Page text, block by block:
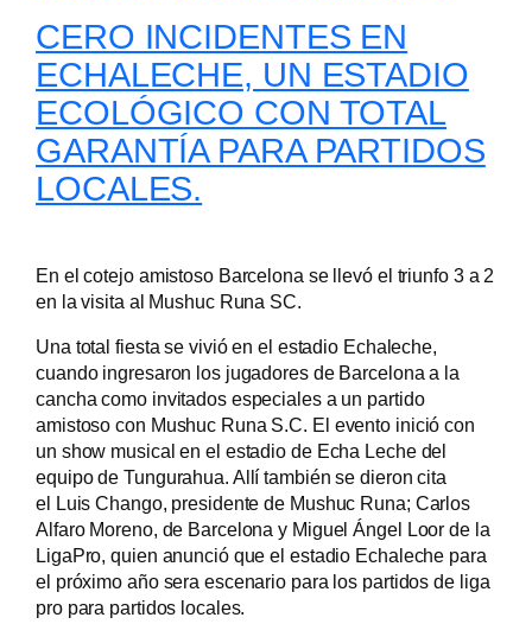
CERO INCIDENTES EN
ECHALECHE, UN ESTADIO
ECOLÓGICO CON TOTAL
GARANTÍA PARA PARTIDOS
LOCALES.
En el cotejo amistoso Barcelona se llevó el triunfo 3 a 2
en la visita al Mushuc Runa SC.
Una total fiesta se vivió en el estadio Echaleche,
cuando ingresaron los jugadores de Barcelona a la
cancha como invitados especiales a un partido
amistoso con Mushuc Runa S.C. El evento inició con
un show musical en el estadio de Echa Leche del
equipo de Tungurahua. Allí también se dieron cita
el Luis Chango, presidente de Mushuc Runa; Carlos
Alfaro Moreno, de Barcelona y Miguel Ángel Loor de la
LigaPro, quien anunció que el estadio Echaleche para
el próximo año sera escenario para los partidos de liga
pro para partidos locales.